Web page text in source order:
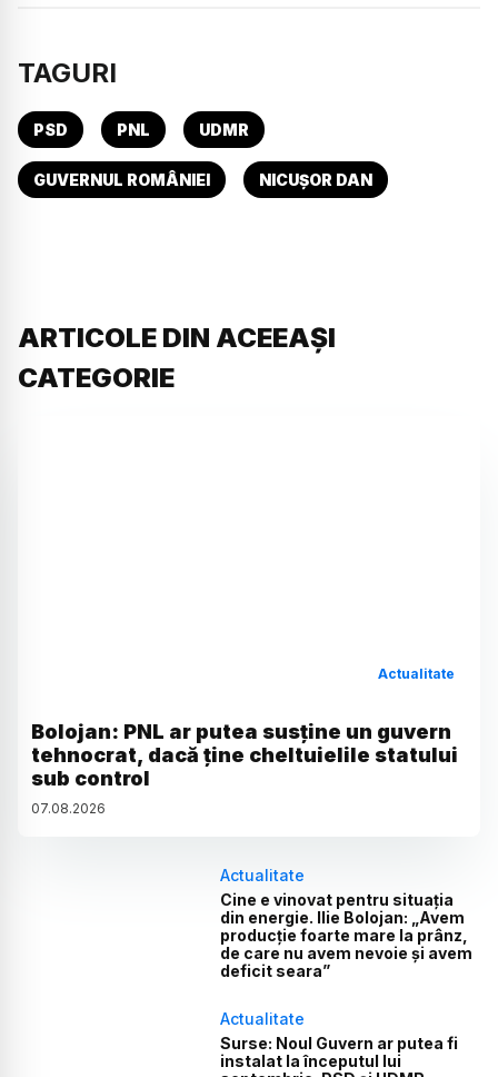
TAGURI
PSD PNL UDMR
GUVERNUL ROMÂNIEI NICUȘOR DAN
ARTICOLE DIN ACEEAȘI
CATEGORIE
Actualitate
Bolojan: PNL ar putea susține un guvern
tehnocrat, dacă ține cheltuielile statului
sub control
07.08.2026
Actualitate
Cine e vinovat pentru situația
din energie. Ilie Bolojan: „Avem
producție foarte mare la prânz,
de care nu avem nevoie și avem
deficit seara”
Actualitate
Surse: Noul Guvern ar putea fi
instalat la începutul lui